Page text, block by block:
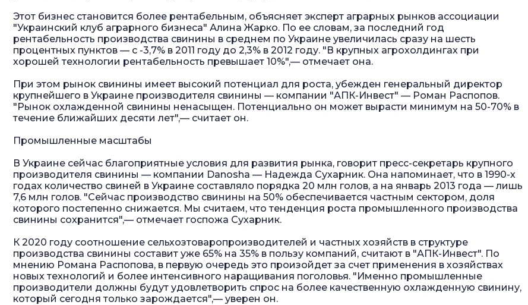
Этот бизнес становится более рентабельным, объясняет эксперт аграрных рынков ассоциации
"Украинский клуб аграрного бизнеса" Алина Жарко. По ее словам, за последний год
рентабельность производства свинины в среднем по Украине увеличилась сразу на шесть
процентных пунктов — с -3,7% в 2011 году до 2,3% в 2012 году. "В крупных агрохолдингах при
хорошей технологии рентабельность превышает 10%",— отмечает она.
При этом рынок свинины имеет высокий потенциал для роста, убежден генеральный директор
крупнейшего в Украине производителя свинины — компании "АПК-Инвест" — Роман Распопов.
"Рынок охлажденной свинины ненасыщен. Потенциально он может вырасти минимум на 50-70% в
течение ближайших десяти лет",— считает он.
Промышленные масштабы
В Украине сейчас благоприятные условия для развития рынка, говорит пресс-секретарь крупного
производителя свинины — компании Danosha — Надежда Сухарник. Она напоминает, что в 1990-х
годах количество свиней в Украине составляло порядка 20 млн голов, а на январь 2013 года — лишь
7,6 млн голов. "Сейчас производство свинины на 50% обеспечивается частным сектором, доля
которого постепенно снижается. Мы считаем, что тенденция роста промышленного производства
свинины сохранится",— отмечает госпожа Сухарник.
К 2020 году соотношение сельхозтоваропроизводителей и частных хозяйств в структуре
производства свинины составит уже 65% на 35% в пользу компаний, считают в "АПК-Инвест". По
мнению Романа Распопова, в первую очередь это произойдет за счет применения в хозяйствах
новых технологий и более интенсивного наращивания поголовья. "Именно промышленные
производители должны будут удовлетворить спрос на более качественную охлажденную свинину,
который сегодня только зарождается",— уверен он.